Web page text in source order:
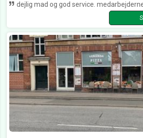
dejlig mad og god service. medarbejderne er altid